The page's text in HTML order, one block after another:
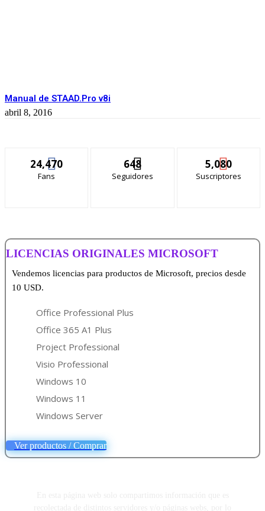
Manual de STAAD.Pro v8i
abril 8, 2016
24,470
Fans
648
Seguidores
5,080
Suscriptores
LICENCIAS ORIGINALES MICROSOFT
Vendemos licencias para productos de Microsoft, precios desde
10 USD.
Office Professional Plus
Office 365 A1 Plus
Project Professional
Visio Professional
Windows 10
Windows 11
Windows Server
Ver productos / Comprar